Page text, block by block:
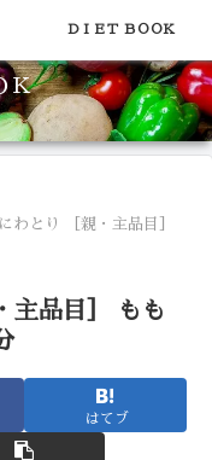
！健康やダイエットに
Ｋ
わとり ［親・主品目］
主品目］ もも
はてブ
ＤＩＥＴ ＢＯＯＫ